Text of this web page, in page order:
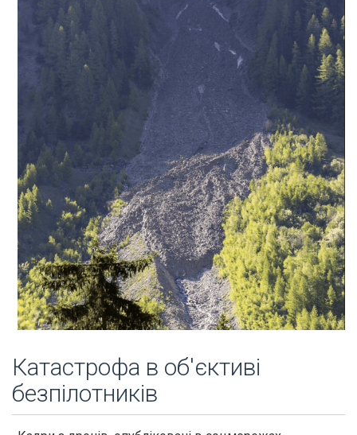
Катастрофа в об'єктиві
безпілотників